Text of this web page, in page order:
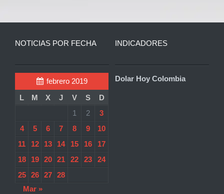
NOTICIAS POR FECHA
febrero 2019
L
M X J V S
D
1
2
3
4
5 6 7 8 9
10
11
12 13 14 15 16
17
18
19 20 21 22 23
24
25
26 27
28
Mar »
INDICADORES
Dolar Hoy Colombia